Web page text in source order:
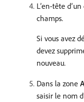
L’en-tête
champs.
Si vous avez
devez
nouveau.
Dans la zone
saisir le nom